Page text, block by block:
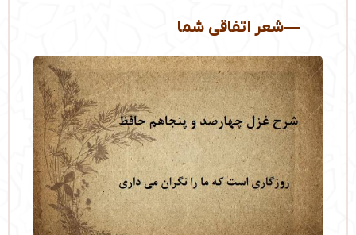
شعر اتفاقی شما